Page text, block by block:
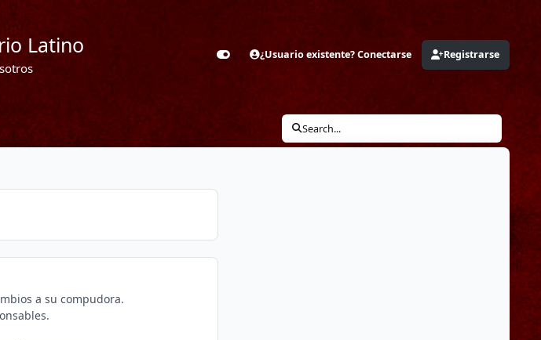
Latino
Customizer¿Usuario existente? Conectarse Registrarse
Search...
a su compudora.